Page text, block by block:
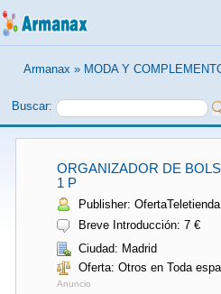
Armanax » MODA Y
Buscar:
ORGANIZADOR DE
1 P
Publisher:
Breve Introducción: 7 €
Ciudad: Madrid
Oferta: Otros en Toda
Anuncio